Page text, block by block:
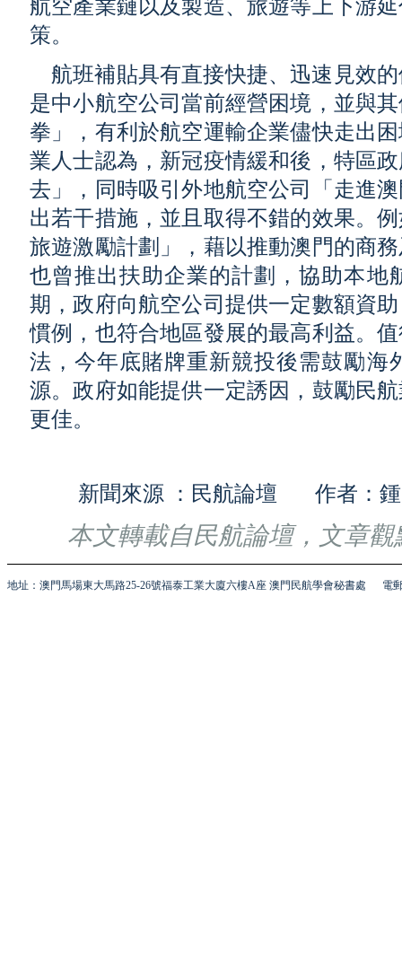
航空產業鏈以及製造、旅遊等上下游
策。
航班補貼具有直接快捷、迅速見效
是中小航空公司當前經營困境，並與
拳」，有利於航空運輸企業儘快走出
業人士認為，新冠疫情緩和後，特區
去」，同時吸引外地航空公司「走進
出若干措施，並且取得不錯的效果。
旅遊激勵計劃」，藉以推動澳門的商
也曾推出扶助企業的計劃，協助本地
期，政府向航空公司提供一定數額資
慣例，也符合地區發展的最高利益。
法，今年底賭牌重新競投後需鼓勵海
源。政府如能提供一定誘因，鼓勵民
更佳。
新聞來源 ：民航論壇 作者：
本文轉載自民航論壇，文章
地址：澳門馬場東大馬路25-26號福泰工業大廈六樓A座 澳門民航學會秘書處 電